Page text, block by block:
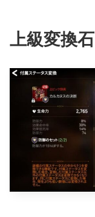
上級変換石